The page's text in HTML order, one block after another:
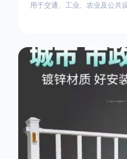
用于交通、工业、农业及公共
边丝护栏网由低碳钢丝（
构，网片两侧各有一根加固的
连接固定。其表面通常采用